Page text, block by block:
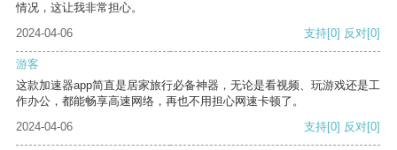
情况，这让我非常担心。
2024-04-06
支持[0] 反对[0]
游客
这款加速器app简直是居家旅行必备神器，无论是看视频、玩游戏还是工
作办公，都能畅享高速网络，再也不用担心网速卡顿了。
2024-04-06
支持[0] 反对[0]